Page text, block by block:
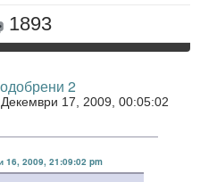
1893
2
Декември 17, 2009, 00:05:02
16, 2009, 21:09:02 pm